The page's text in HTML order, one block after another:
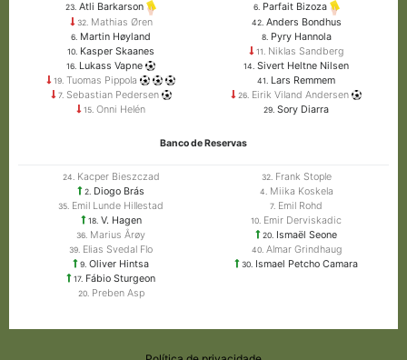
23. Atli Barkarson
32.Mathias Øren
6. Martin Høyland
10. Kasper Skaanes
16. Lukass Vapne
19. Tuomas Pippola
7.Sebastian Pedersen
15. Onni Helén
6.Parfait Bizoza
42.Anders Bondhus
8.Pyry Hannola
11. Niklas Sandberg
14. Sivert Heltne Nilsen
41. Lars Remmem
26. Eirik Viland Andersen
29. Sory Diarra
Banco de Reservas
24. Kacper Bieszczad
2. Diogo Brás
35. Emil Lunde Hillestad
18.V. Hagen
36. Marius Årøy
39. Elias Svedal Flo
9. Oliver Hintsa
17. Fábio Sturgeon
20.Preben Asp
32.Frank Stople
4. Miika Koskela
7. Emil Rohd
10. Emir Derviskadic
20. Ismaël Seone
40.Almar Grindhaug
30. Ismael Petcho Camara